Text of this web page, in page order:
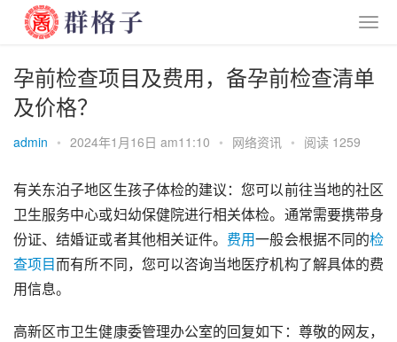
孕前检查项目及费用，备孕前检查清单
及价格？
admin • 2024年1月16日 am11:10 • 网络资讯 • 阅读 1259
有关东泊子地区生孩子体检的建议：您可以前往当地的社区
卫生服务中心或妇幼保健院进行相关体检。通常需要携带身
份证、结婚证或者其他相关证件。 费用一般会根据不同的检
查项目而有所不同，您可以咨询当地医疗机构了解具体的费
用信息。
高新区市卫生健康委管理办公室的回复如下：尊敬的网友，